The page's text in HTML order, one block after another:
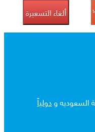
ألغاء التسعيرة
السعوديه ودولياً